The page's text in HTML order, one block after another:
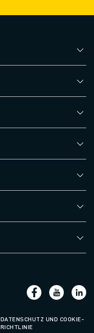
DATENSCHUTZ UND COOKIE-
RICHTLINIE